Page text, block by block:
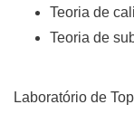
Teoria de
Teoria de
Laboratório de